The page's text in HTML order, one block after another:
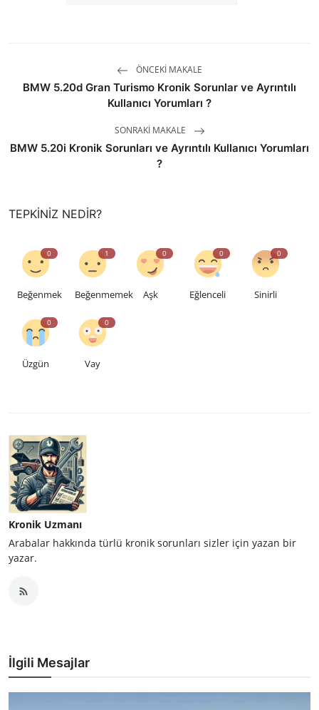
ÖNCEKI MAKALE
BMW 5.20d Gran Turismo Kronik Sorunlar ve Ayrıntılı
Kullanıcı Yorumları ?
SONRAKI MAKALE
BMW 5.20i Kronik Sorunları ve Ayrıntılı Kullanıcı Yorumları
?
TEPKINIZ NEDIR?
0
Beğenmek
1
Beğenmemek
0
Aşk
0
Eğlenceli
0
Sinirli
0
Üzgün
0
Vay
Kronik Uzmanı
Arabalar hakkında türlü kronik sorunları sizler için yazan bir
yazar.
İlgili Mesajlar